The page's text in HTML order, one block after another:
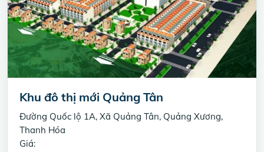
Khu đô thị mới Quảng Tân
Đường Quốc lộ 1A, Xã Quảng Tân, Quảng Xương,
Thanh Hóa
Giá: